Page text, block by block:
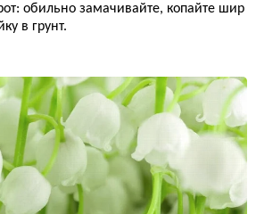
обильно замачивайте, копайте шир
в грунт.